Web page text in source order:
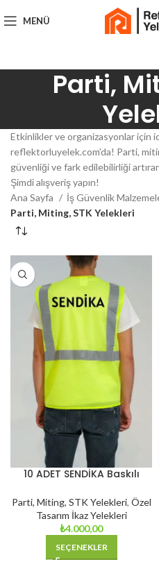
MENÜ
Parti,
Etkinlikler ve organizasyonlar için
reflektorluyelek.com’da! Parti,
güvenliği ve fark edilebilirliği
Şimdi alışveriş yapın!
Ana Sayfa
İş Güvenlik
Parti, Miting, STK Yelekleri
10 ADET SENDİKA Baskılı
Reflektörlü Yelek
Parti, Miting, STK Yelekleri, Özel
Tasarım İkaz Yelekleri
₺4.000,00
SEÇENEKLER